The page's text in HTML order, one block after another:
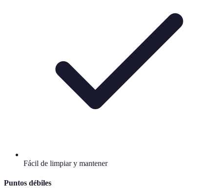
Fácil de limpiar y mantener
Puntos débiles